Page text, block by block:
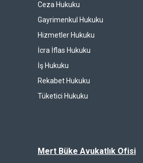
Ceza Hukuku
Gayrimenkul Hukuku
Hizmetler Hukuku
İcra İflas Hukuku
İş Hukuku
Rekabet Hukuku
Tüketici Hukuku
Mert Büke Avukatlık Ofisi